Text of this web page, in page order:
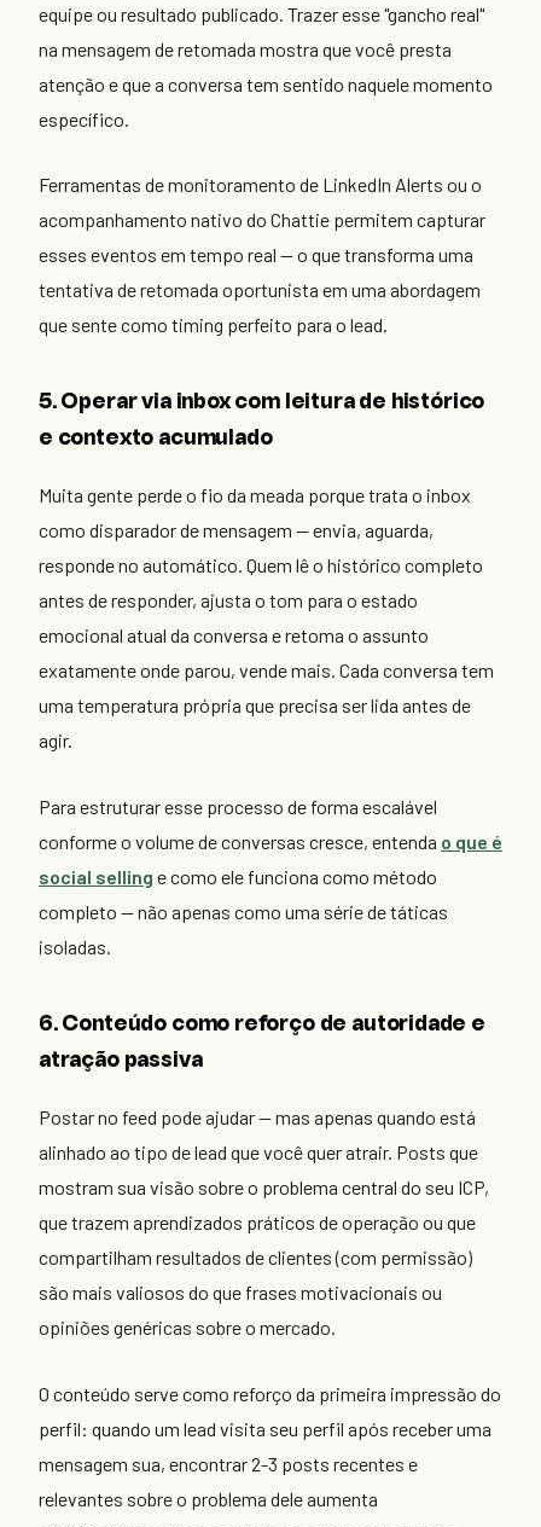
equipe ou resultado publicado. Trazer esse "gancho real"
na mensagem de retomada mostra que você presta
atenção e que a conversa tem sentido naquele momento
específico.
Ferramentas de monitoramento de LinkedIn Alerts ou o
acompanhamento nativo do Chattie permitem capturar
esses eventos em tempo real — o que transforma uma
tentativa de retomada oportunista em uma abordagem
que sente como timing perfeito para o lead.
5. Operar via inbox com leitura de histórico
e contexto acumulado
Muita gente perde o fio da meada porque trata o inbox
como disparador de mensagem — envia, aguarda,
responde no automático. Quem lê o histórico completo
antes de responder, ajusta o tom para o estado
emocional atual da conversa e retoma o assunto
exatamente onde parou, vende mais. Cada conversa tem
uma temperatura própria que precisa ser lida antes de
agir.
Para estruturar esse processo de forma escalável
conforme o volume de conversas cresce, entenda o que é
social selling e como ele funciona como método
completo — não apenas como uma série de táticas
isoladas.
6. Conteúdo como reforço de autoridade e
atração passiva
Postar no feed pode ajudar — mas apenas quando está
alinhado ao tipo de lead que você quer atrair. Posts que
mostram sua visão sobre o problema central do seu ICP,
que trazem aprendizados práticos de operação ou que
compartilham resultados de clientes (com permissão)
são mais valiosos do que frases motivacionais ou
opiniões genéricas sobre o mercado.
O conteúdo serve como reforço da primeira impressão do
perfil: quando um lead visita seu perfil após receber uma
mensagem sua, encontrar 2-3 posts recentes e
relevantes sobre o problema dele aumenta